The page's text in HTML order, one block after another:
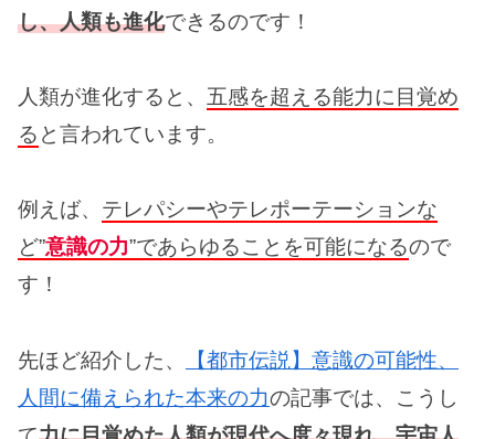
し、人類も進化できるのです！
人類が進化すると、 五感を超える能力に目覚め
る と言われています。
例えば、 テレパシーやテレポーテーションな
ど”意識の力”であらゆることを可能になるので
す！
先ほど紹介した、
【都市伝説】意識の可能性、
人間に備えられた本来の力の記事では、こうし